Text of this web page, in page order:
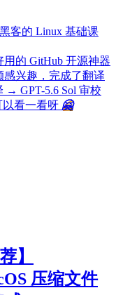
客的 Linux 基础课
用的 GitHub 开源神器
兴趣，完成了翻译
→ GPT-5.6 Sol 审校
看一看呀 🤗
】
压缩文件